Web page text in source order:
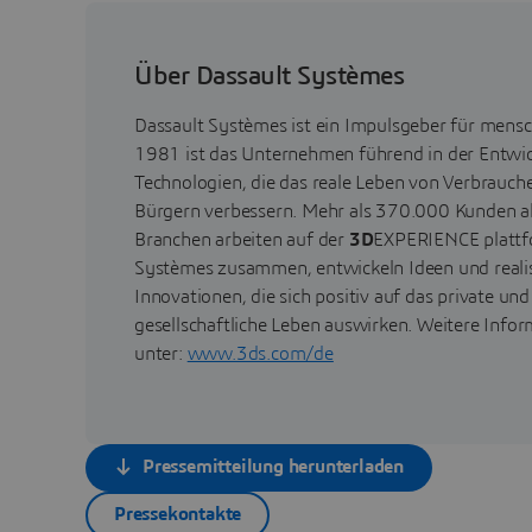
Über Dassault Systèmes
Dassault Systèmes ist ein Impulsgeber für
1981 ist das Unternehmen führend in der
Technologien, die das reale Leben von
Bürgern verbessern. Mehr als 370.000 Kunden
Branchen arbeiten auf der 3DEXPERIENCE
Systèmes zusammen, entwickeln Ideen und
Innovationen, die sich positiv auf das private
gesellschaftliche Leben auswirken. Weitere
unter: www.3ds.com/de
Pressemitteilung herunterladen
Pressekontakte